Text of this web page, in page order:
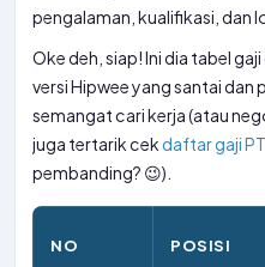
pengalaman, kualifikasi, dan
Oke deh, siap! Ini dia tabel
versi Hipwee yang santai dan
semangat cari kerja (atau
juga tertarik cek daftar gaji
pembanding? 😉).
NO POSISI